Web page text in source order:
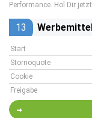
Performance. Hol Dir
13
Start
Stornoquote
Cookie
Freigabe